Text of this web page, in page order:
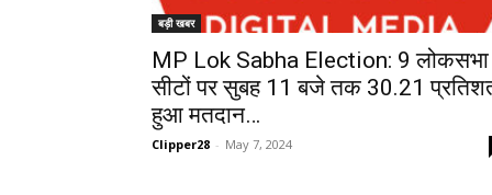
बड़ी खबर
MP Lok Sabha Election: 9 लोकसभा
सीटों पर सुबह 11 बजे तक 30.21
हुआ मतदान…
Clipper28 - May 7, 2024